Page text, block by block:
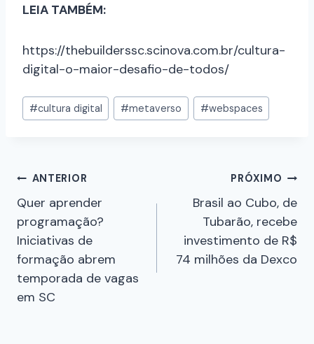
LEIA TAMBÉM:
https://thebuilderssc.scinova.com.br/cultura-
digital-o-maior-desafio-de-todos/
#cultura digital #metaverso #webspaces
ANTERIOR
Quer aprender
programação?
Iniciativas de
formação abrem
temporada de vagas
em SC
PRÓXIMO
Brasil ao Cubo, de
Tubarão, recebe
investimento de R$
74 milhões da Dexco